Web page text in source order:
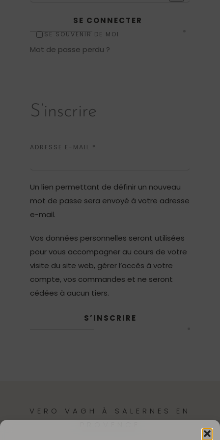
SE SOUVENIR DE MOI
SE CONNECTER
Mot de passe perdu ?
S’inscrire
ADRESSE E-MAIL *
Un lien permettant de définir un nouveau
mot de passe sera envoyé à votre adresse
e-mail.
Vos données personnelles seront utilisées
pour vous accompagner au cours de votre
visite du site web, gérer l’accès à votre
compte, vos commandes et ne seront
cédées à aucun tiers.
S’INSCRIRE
VERO VAGH À SALERNES EN